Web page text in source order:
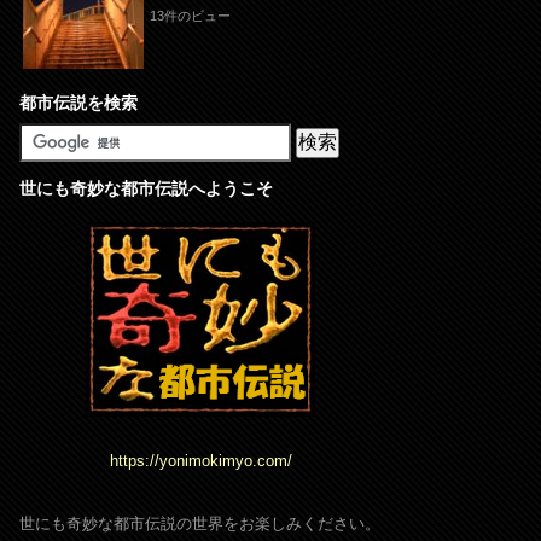
13件のビュー
都市伝説を検索
世にも奇妙な都市伝説へようこそ
https://yonimokimyo.com/
世にも奇妙な都市伝説の世界をお楽しみください。